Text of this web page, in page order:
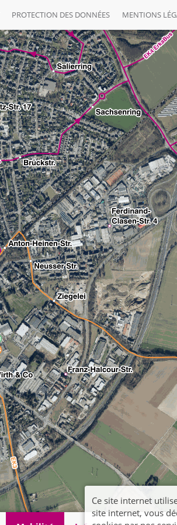
PROTECTION DES DONNÉES MENTIONS
Ce site internet
site internet, vous